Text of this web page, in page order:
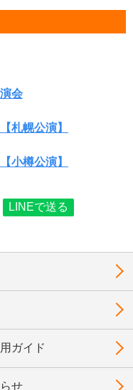
会
札幌公演】
小樽公演】
LINEで送る
ガイド
せ